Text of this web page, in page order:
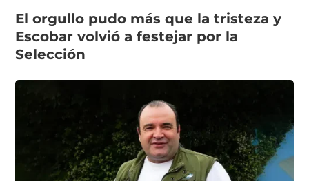
El orgullo pudo más que la tristeza y
Escobar volvió a festejar por la
Selección